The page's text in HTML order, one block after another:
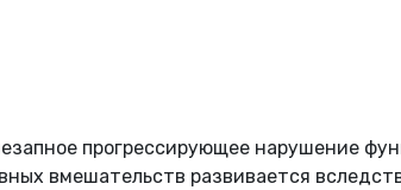
прогрессирующее нарушение
вмешательств развивается